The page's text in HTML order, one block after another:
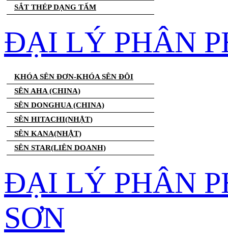
SẮT THÉP DẠNG TẤM
ĐẠI LÝ PHÂN
KHÓA SÊN ĐƠN-KHÓA SÊN ĐÔI
SÊN AHA (CHINA)
SÊN DONGHUA (CHINA)
SÊN HITACHI(NHẬT)
SÊN KANA(NHẬT)
SÊN STAR(LIÊN DOANH)
ĐẠI LÝ PHÂN
SƠN